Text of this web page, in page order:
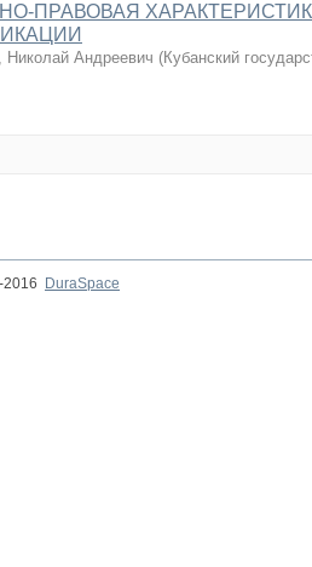
ПРАВОВАЯ
Николай Андреевич (Кубанский
DuraSpace